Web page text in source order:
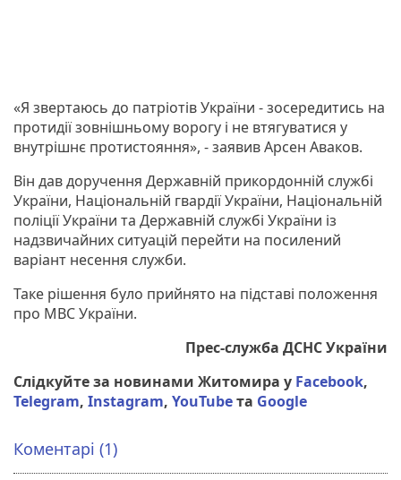
«Я звертаюсь до патріотів України - зосередитись на
протидії зовнішньому ворогу і не втягуватися у
внутрішнє протистояння», - заявив Арсен Аваков.
Він дав доручення Державній прикордонній службі
України, Національній гвардії України, Національній
поліції України та Державній службі України із
надзвичайних ситуацій перейти на посилений
варіант несення служби.
Таке рішення було прийнято на підставі положення
про МВС України.
Прес-служба ДСНС України
Слідкуйте за новинами Житомира у Facebook,
Telegram, Instagram, YouTubeта Google
Коментарі (1)